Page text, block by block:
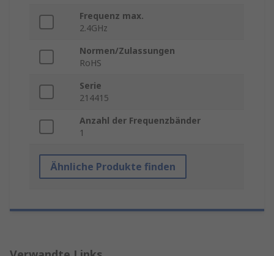
Frequenz max.
2.4GHz
Normen/Zulassungen
RoHS
Serie
214415
Anzahl der Frequenzbänder
1
Ähnliche Produkte finden